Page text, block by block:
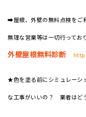
➡屋根、外壁の無料点検をご
無理な営業等は一切行ってお
外壁屋根無料診断
★色を塗る前にシミュレー
な工事がいいの？ 業者はど